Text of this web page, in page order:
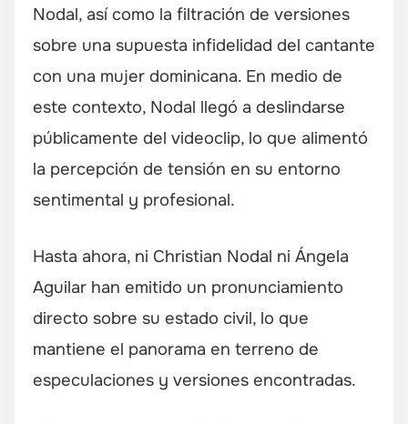
Nodal, así como la filtración de versiones
sobre una supuesta infidelidad del cantante
con una mujer dominicana. En medio de
este contexto, Nodal llegó a deslindarse
públicamente del videoclip, lo que alimentó
la percepción de tensión en su entorno
sentimental y profesional.
Hasta ahora, ni Christian Nodal ni Ángela
Aguilar han emitido un pronunciamiento
directo sobre su estado civil, lo que
mantiene el panorama en terreno de
especulaciones y versiones encontradas.